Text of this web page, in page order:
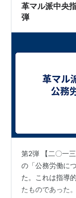
革マル派中央
弾 公務
第2弾 【二〇一
の「公務労働に
た。これは指導
たものであった